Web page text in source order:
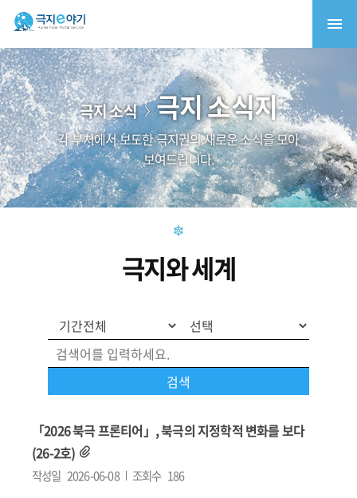
극지 소식 극지 소식지
각 부처에서 보도한 극지권의 새로운 소식을 모아
보여드립니다.
극지와 세계
「2026 북극 프론티어」, 북극의 지정학적 변화를 보다
(26-2호)
작성일 2026-06-08 조회수 186